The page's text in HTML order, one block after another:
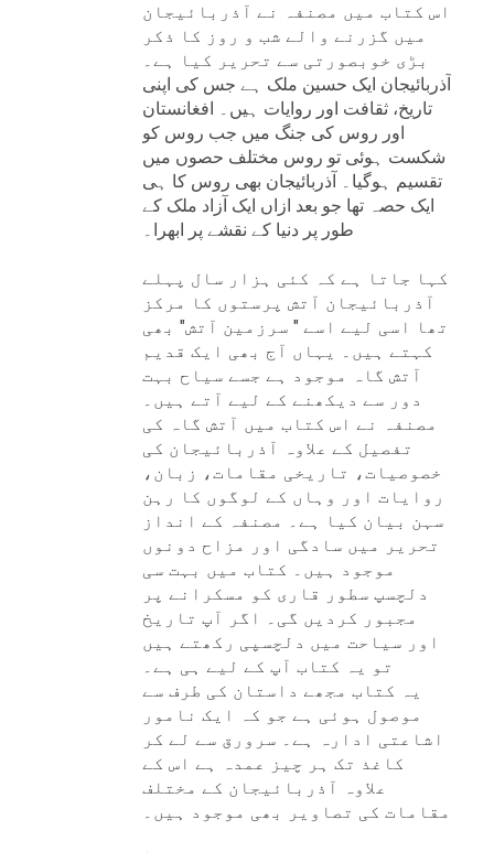
اس کتاب میں مصنفہ نے آذربائیجان
میں گزرنے والے شب و روز کا ذکر
بڑی خوبصورتی سے تحریر کیا ہے۔
آذربائیجان ایک حسین ملک ہے جس کی اپنی
تاریخ، ثقافت اور روایات ہیں۔ افغانستان
اور روس کی جنگ میں جب روس کو
شکست ہوئی تو روس مختلف حصوں میں
تقسیم ہوگیا۔ آذربائیجان بھی روس کا ہی
ایک حصہ تھا جو بعد ازاں ایک آزاد ملک کے
طور پر دنیا کے نقشے پر ابھرا۔
کہا جاتا ہے کہ کئی ہزار سال پہلے
آذربائیجان آتش پرستوں کا مرکز
تھا اسی لیے اسے " سرزمین آتش" بھی
کہتے ہیں۔ یہاں آج بھی ایک قدیم
آتش گاہ موجود ہے جسے سیاح بہت
دور سے دیکھنے کے لیے آتے ہیں۔
مصنفہ نے اس کتاب میں آتش گاہ کی
تفصیل کے علاوہ آذربائیجان کی
خصوصیات، تاریخی مقامات، زبان،
روایات اور وہاں کے لوگوں کا رہن
سہن بیان کیا ہے۔ مصنفہ کے انداز
تحریر میں سادگی اور مزاح دونوں
موجود ہیں۔ کتاب میں بہت سی
دلچسپ سطور قاری کو مسکرانے پر
مجبور کردیں گی۔ اگر آپ تاریخ
اور سیاحت میں دلچسپی رکھتے ہیں
تو یہ کتاب آپ کے لیے ہی ہے۔
یہ کتاب مجھے داستان کی طرف سے
موصول ہوئی ہے جو کہ ایک نامور
اشاعتی ادارہ ہے۔ سرورق سے لے کر
کاغذ تک ہر چیز عمدہ ہے اس کے
علاوہ آذربائیجان کے مختلف
مقامات کی تصاویر بھی موجود ہیں۔